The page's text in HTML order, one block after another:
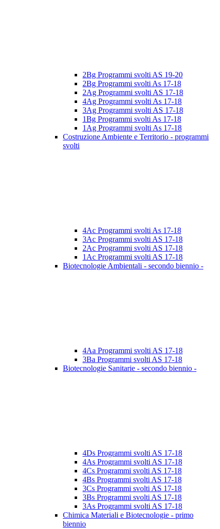
2Bg Programmi svolti AS 19-20
2Bg Programmi svolti As 17-18
2Ag Programmi svolti AS 17-18
4Ag Programmi svolti As 17-18
3Ag Programmi svolti AS 17-18
1Bg Programmi svolti As 17-18
1Ag Programmi svolti As 17-18
Costruzione Ambiente e Territorio - programmi
svolti
4Ac Programmi svolti As 17-18
3Ac Programmi svolti AS 17-18
2Ac Programmi svolti AS 17-18
1Ac Programmi svolti AS 17-18
Biotecnologie Ambientali - secondo biennio -
4Aa Programmi svolti AS 17-18
3Ba Programmi svolti AS 17-18
Biotecnologie Sanitarie - secondo biennio -
4Ds Programmi svolti AS 17-18
4As Programmi svolti AS 17-18
4Cs Programmi svolti AS 17-18
4Bs Programmi svolti AS 17-18
3Cs Programmi svolti AS 17-18
3Bs Programmi svolti AS 17-18
3As Programmi svolti AS 17-18
Chimica Materiali e Biotecnologie - primo
biennio